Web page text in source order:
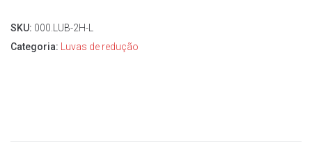
SKU: 000.LUB-2H-L
Categoria:
Luvas de redução